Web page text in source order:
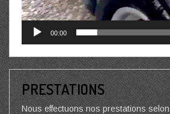
00:00
PRESTATIONS
Nous effectuons nos prestations